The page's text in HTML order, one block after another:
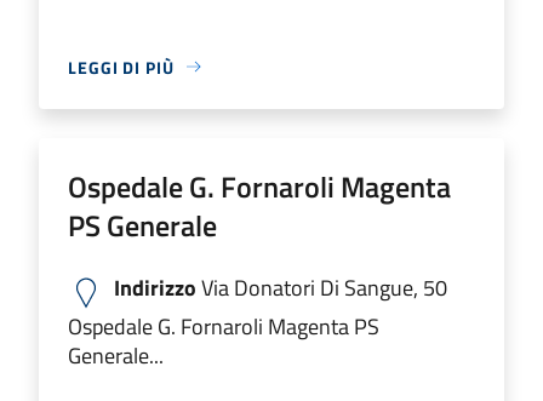
LEGGI DI PIÙ
Ospedale G. Fornaroli Magenta
PS Generale
IndirizzoVia Donatori Di Sangue, 50
Ospedale G. Fornaroli Magenta PS
Generale...